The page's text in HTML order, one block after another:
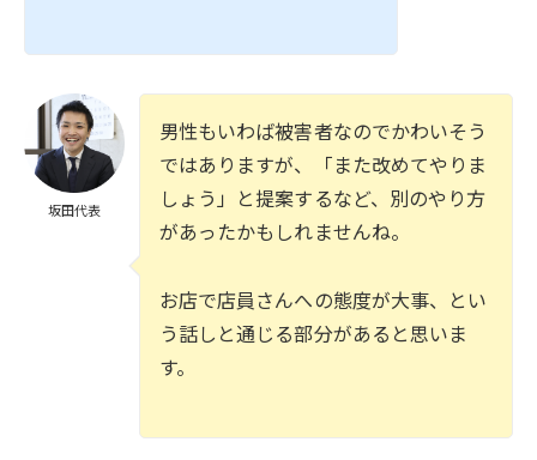
坂田代表
男性もいわば被害者なのでかわいそう
ではありますが、「また改めてやりま
しょう」と提案するなど、別のやり方
があったかもしれませんね。
お店で店員さんへの態度が大事、とい
う話しと通じる部分があると思いま
す。